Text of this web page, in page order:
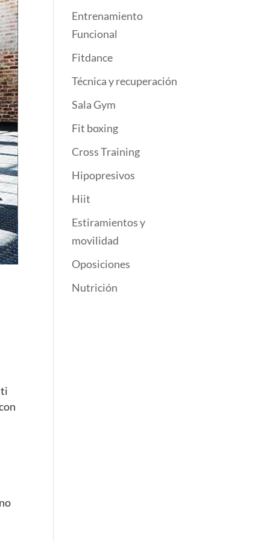
Entrenamiento
Funcional
Fitdance
Técnica y recuperación
Sala Gym
Fit boxing
Cross Training
Hipopresivos
Hiit
Estiramientos y
movilidad
Oposiciones
Nutrición